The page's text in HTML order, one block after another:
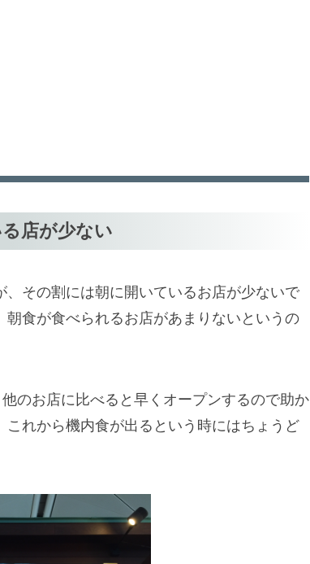
店が少ない
その割には朝に開いているお店が少ないで
食が食べられるお店があまりないというの
のお店に比べると早くオープンするので助か
れから機内食が出るという時にはちょうど